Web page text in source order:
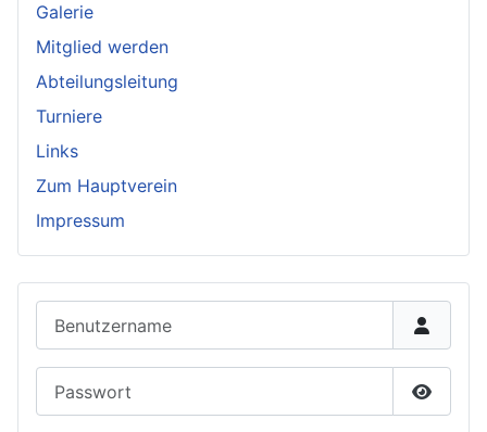
Galerie
Mitglied werden
Abteilungsleitung
Turniere
Links
Zum Hauptverein
Impressum